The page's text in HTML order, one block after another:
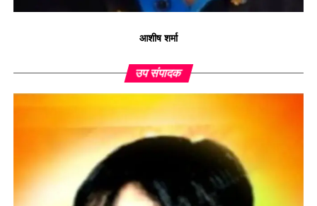
आशीष शर्मा
उप संपादक